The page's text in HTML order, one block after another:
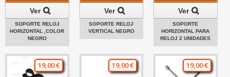
Ver
SOPORTE RELOJ
HORIZONTAL ,COLOR
NEGRO
Ver
SOPORTE RELOJ
VERTICAL NEGRO
Ver
SOPORTE
HORIZONTAL PARA
RELOJ 2 UNIDADES
19,00 € 19,00 € 19,00 €